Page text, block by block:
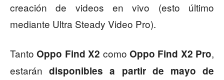
creación de videos en vivo (esto último
mediante Ultra Steady Video Pro).
TantoOppo Find X2 como Oppo Find X2 Pro,
estarándisponibles a partir de mayo de